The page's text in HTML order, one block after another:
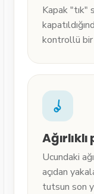
Kapak "tık"
kontrollü bir
Ucundaki
açıdan
tutsun son